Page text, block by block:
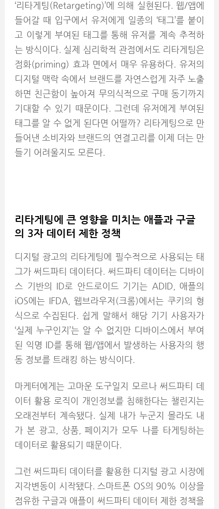
‘리타게팅(Retargeting)’에 의해 실현된다. 웹/앱에
들어갈 때 입구에서 유저에게 일종의 ‘태그’를 붙이
고 이렇게 부여된 태그를 통해 유저를 계속 추적하
는 방식이다. 실제 심리학적 관점에서도 리타게팅은
점화(priming) 효과 면에서 매우 유용하다. 유저의
디지털 맥락 속에서 브랜드를 자연스럽게 자주 노출
하면 친근함이 높아져 무의식적으로 구매 동기까지
기대할 수 있기 때문이다. 그런데 유저에게 부여된
태그를 알 수 없게 된다면 어떨까? 리타게팅으로 만
들어낸 소비자와 브랜드의 연결고리를 이제 더는 만
들기 어려울지도 모른다.
리타게팅에 큰 영향을 미치는 애플과 구글
의 3자 데이터 제한 정책
디지털 광고의 리타게팅에 필수적으로 사용되는 태
그가 써드파티 데이터다. 써드파티 데이터는 디바이
스 기반의 ID로 안드로이드 기기는 ADID, 애플의
iOS에는 IFDA, 웹브라우저(크롬)에서는 쿠키의 형
식으로 수집된다. 쉽게 말해서 해당 기기 사용자가
‘실제 누구인지’는 알 수 없지만 디바이스에서 부여
된 익명 ID를 통해 웹/앱에서 발생하는 사용자의 행
동 정보를 트래킹 하는 방식이다.
마케터에게는 고마운 도구일지 모르나 써드파티 데
이터 활용 로직이 개인정보를 침해한다는 챌린지는
오래전부터 계속됐다. 실제 내가 누군지 몰라도 내
가 본 광고, 상품, 페이지가 모두 나를 타게팅하는
데이터로 활용되기 때문이다.
그런 써드파티 데이터를 활용한 디지털 광고 시장에
지각변동이 시작됐다. 스마트폰 OS의 90% 이상을
점유한 구글과 애플이 써드파티 데이터 제한 정책을